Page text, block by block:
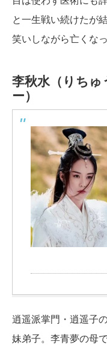
と一生戦い続けたが
笑いしながら亡くなっ
李秋水（りちゅ
ー）
逍遥派掌門・逍遥子
妹弟子。李青夢の母